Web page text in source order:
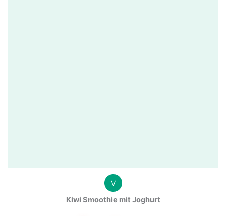
V
Kiwi Smoothie mit Joghurt